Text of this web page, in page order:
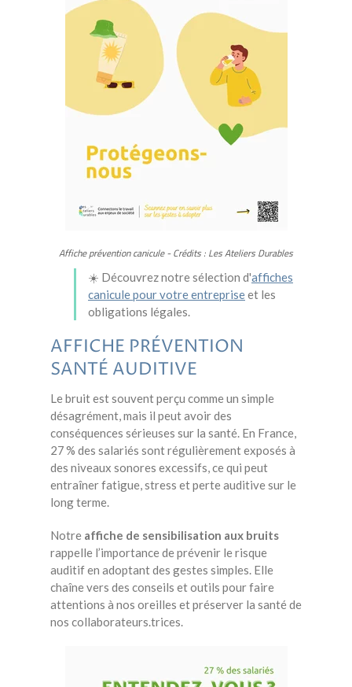
Affiche prévention canicule - Crédits : Les Ateliers Durables
☀️ Découvrez notre sélection d'affiches
canicule pour votre entrepriseet les
obligations légales.
AFFICHE PRÉVENTION
SANTÉ AUDITIVE
Le bruit est souvent perçu comme un simple
désagrément, mais il peut avoir des
conséquences sérieuses sur la santé. En France,
27 % des salariés sont régulièrement exposés à
des niveaux sonores excessifs, ce qui peut
entraîner fatigue, stress et perte auditive sur le
long terme.
Notre affiche de sensibilisation aux bruits
rappelle l’importance deprévenir le risque
auditifen adoptant des gestes simples. Elle
chaîne vers des conseils et outils pour faire
attentions à nos oreilles et préserver la santé de
nos collaborateurs.trices.